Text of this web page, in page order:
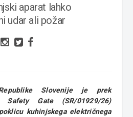
aparat lahko
udar ali požar
Slovenije je prek
Safety Gate (SR/01929/26)
kuhinjskega električnega